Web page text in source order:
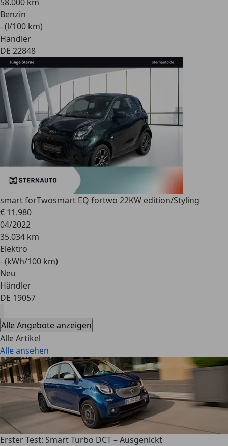
Benzin
- (l/100 km)
Händler
DE 22848
smart forTwosmart EQ fortwo 22KW edition/Styling
€ 11.980
04/2022
35.034 km
Elektro
- (kWh/100 km)
Neu
Händler
DE 19057
Alle Angebote anzeigen
Alle Artikel
Alle ansehen
Erster Test: Smart Turbo DCT – Ausgenickt